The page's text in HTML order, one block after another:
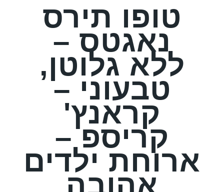
טופו תירס
נאגטס –
ללא גלוטן,
טבעוני –
קראנץ'
קריספ –
ארוחת ילדים
אהובה